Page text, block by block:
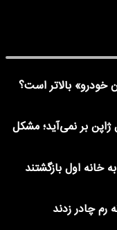
خودرو» بالاتر است؟
بر نمی‌آید؛ مشکل
خانه اول بازگشتند
رم چادر زدند